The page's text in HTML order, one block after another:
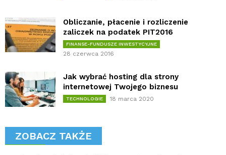
Obliczanie, płacenie i rozliczenie
zaliczek na podatek PIT2016
FINANSE-FUNDUSZE INWESTYCYJNE
28 czerwca 2016
Jak wybrać hosting dla strony
internetowej Twojego biznesu
TECHNOLOGIE 18 marca 2020
ZOBACZ TAKŻE